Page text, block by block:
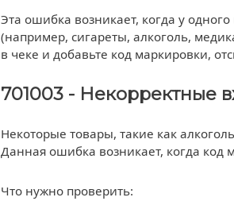
Эта ошибка возникает, когда у
(например, сигареты, алкоголь,
в чеке и добавьте код маркировки,
701003 - Некорректные
Некоторые товары, такие как
Данная ошибка возникает, когда
Что нужно проверить: